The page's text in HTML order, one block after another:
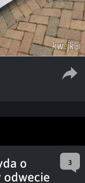
o
odwecie
3